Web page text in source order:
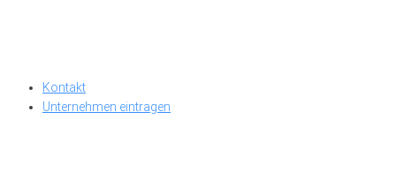
Kontakt
Unternehmen eintragen